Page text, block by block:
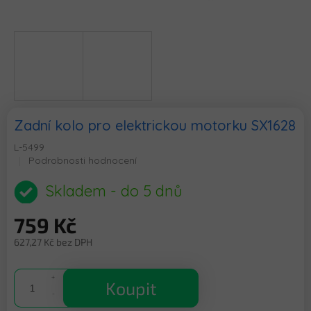
Zadní kolo pro elektrickou motorku SX1628
L-5499
Průměrné
produktu
je
z
5
Podrobnosti hodnocení
Skladem - do 5 dnů
759 Kč
627,27 Kč bez DPH
cena:
Koupit